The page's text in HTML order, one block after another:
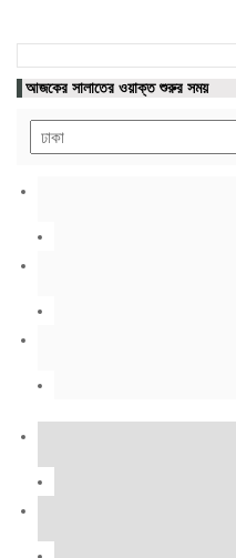
আজকের সালাতের ওয়াক্ত শুরুর সময়